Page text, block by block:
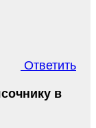
Ответить
в